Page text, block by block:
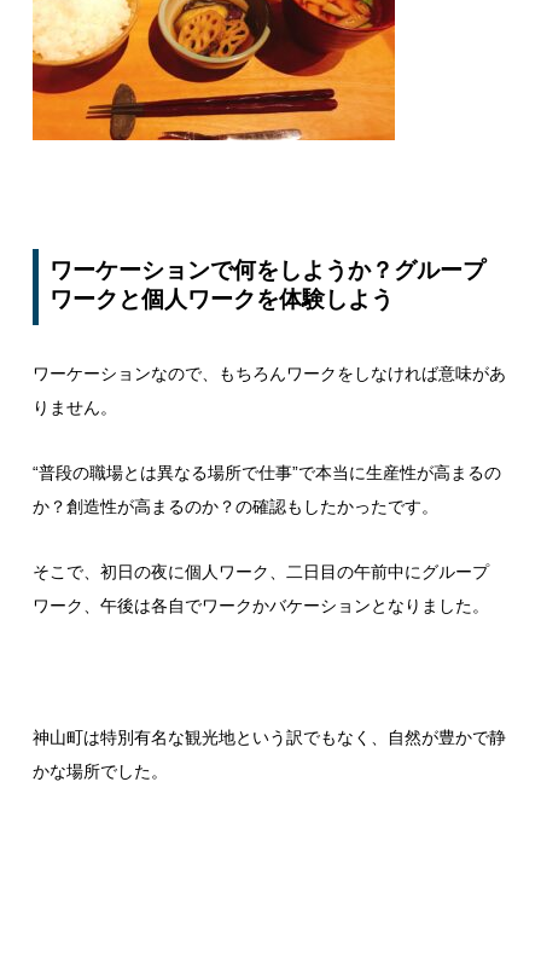
ワーケーションで何をしようか？グループ
ワークと個人ワークを体験しよう
ワーケーションなので、もちろんワークをしなければ意味があ
りません。
“普段の職場とは異なる場所で仕事”で本当に生産性が高まるの
か？創造性が高まるのか？の確認もしたかったです。
そこで、初日の夜に個人ワーク、二日目の午前中にグループ
ワーク、午後は各自でワークかバケーションとなりました。
神山町は特別有名な観光地という訳でもなく、自然が豊かで静
かな場所でした。